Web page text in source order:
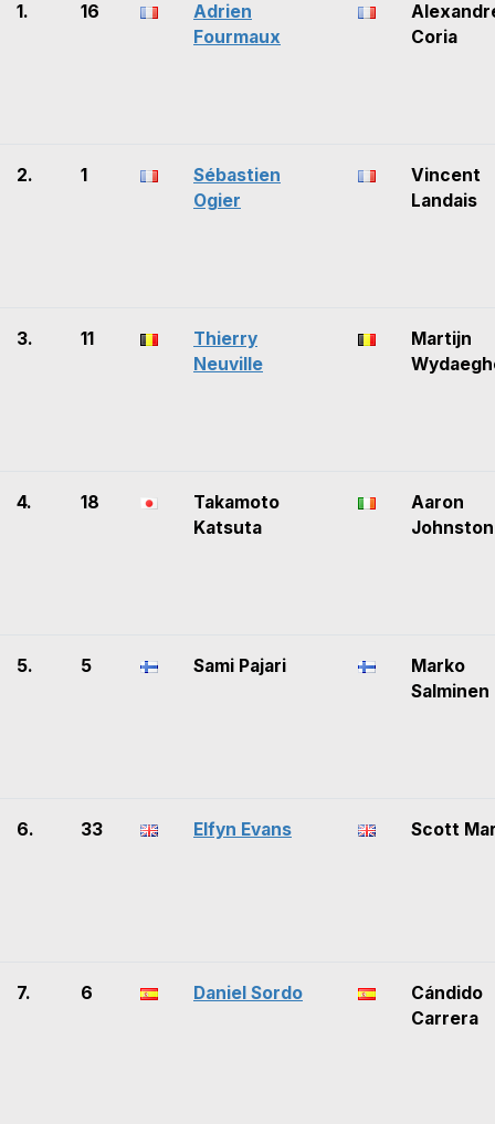
1. 16
Adrien
Fourmaux
Coria
2. 1
Sébastien
Ogier
Vincent
Landais
3. 11
Thierry
Neuville
Martijn
4. 18
Takamoto
Katsuta
Aaron
Johnston
5. 5 Sami Pajari
Marko
Salminen
6. 33 Elfyn Evans Scott
7. 6 Daniel Sordo
Cándido
Carrera